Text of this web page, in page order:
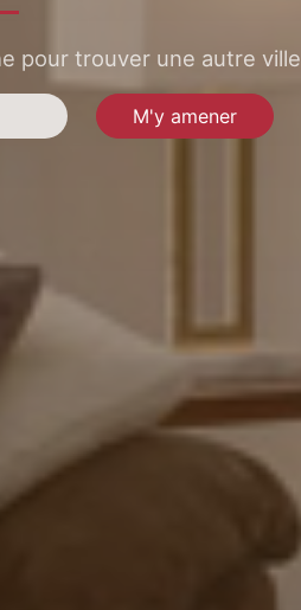
pour trouver une autre ville
M'y amener